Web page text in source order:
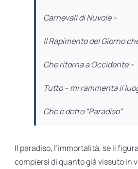
Carnevali di Nuvole –
Il Rapimento del Giorno
Che ritorna a Occidente –
Tutto – mi rammenta il
Che è detto “Paradiso”.
Il paradiso, l’immortalità, se li
compiersi di quanto già vissuto in